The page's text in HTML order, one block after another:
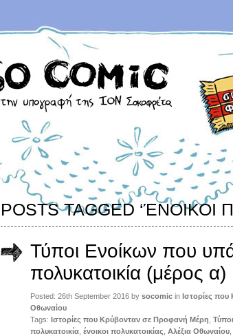
POSTS TAGGED ‘ΈΝΟΙΚΟΙ
Τύποι Ενοίκων που
πολυκατοικία (μέρος α)
Posted: 26th September 2016 by socomic in Ιστορίες
Οθωναίου
Tags: Ιστορίες που Κρύβονταν σε Προφανή Μέρη
πολυκατοικία ένοικοι πολυκατοικίας Αλέξια Οθωναίου